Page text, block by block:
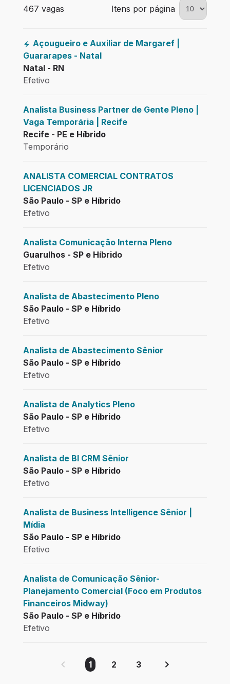
467 vagas encontradas para 0 filtros aplicados
467 vagas Itens por página
Açougueiro e Auxiliar de Margaref |
Guararapes - Natal
Natal - RN
Efetivo
Analista Business Partner de Gente Pleno |
Vaga Temporária | Recife
Recife - PE e Híbrido
Temporário
ANALISTA COMERCIAL CONTRATOS
LICENCIADOS JR
São Paulo - SP e Híbrido
Efetivo
Analista Comunicação Interna Pleno
Guarulhos - SP e Híbrido
Efetivo
Analista de Abastecimento Pleno
São Paulo - SP e Híbrido
Efetivo
Analista de Abastecimento Sênior
São Paulo - SP e Híbrido
Efetivo
Analista de Analytics Pleno
São Paulo - SP e Híbrido
Efetivo
Analista de BI CRM Sênior
São Paulo - SP e Híbrido
Efetivo
Analista de Business Intelligence Sênior |
Mídia
São Paulo - SP e Híbrido
Efetivo
Analista de Comunicação Sênior-
Planejamento Comercial (Foco em Produtos
Financeiros Midway)
São Paulo - SP e Híbrido
Efetivo
1 2 3